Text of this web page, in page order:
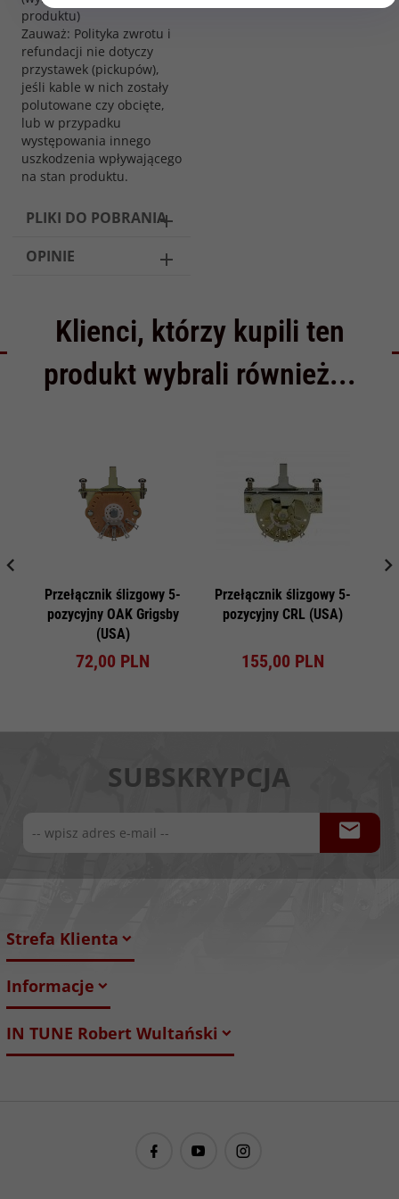
produktu)
Zauważ: Polityka zwrotu i
refundacji nie dotyczy
przystawek (pickupów),
jeśli kable w nich zostały
polutowane czy obcięte,
lub w przypadku
występowania innego
uszkodzenia wpływającego
na stan produktu.
PLIKI DO POBRANIA
OPINIE
Klienci, którzy kupili ten
produkt wybrali również...
Przełącznik ślizgowy 5-
pozycyjny OAK Grigsby
(USA)
72,00 PLN
Przełącznik ślizgowy 5-
pozycyjny CRL (USA)
155,00 PLN
SUBSKRYPCJA
Strefa Klienta
Informacje
IN TUNE Robert Wultański
guitarproject@guitarproject.pl